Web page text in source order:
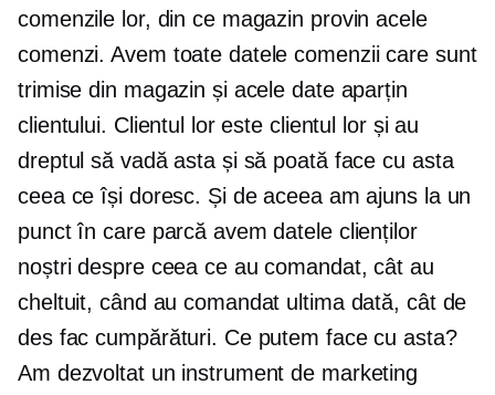
comenzile lor, din ce magazin provin acele
comenzi. Avem toate datele comenzii care sunt
trimise din magazin și acele date aparțin
clientului. Clientul lor este clientul lor și au
dreptul să vadă asta și să poată face cu asta
ceea ce își doresc. Și de aceea am ajuns la un
punct în care parcă avem datele clienților
noștri despre ceea ce au comandat, cât au
cheltuit, când au comandat ultima dată, cât de
des fac cumpărături. Ce putem face cu asta?
Am dezvoltat un instrument de marketing